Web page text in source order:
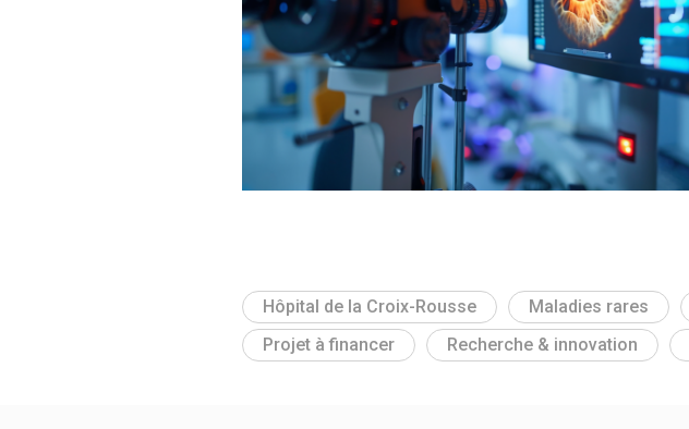
Hôpital de la Croix-Rousse Maladies rares
Projet à financer
Recherche & innovation